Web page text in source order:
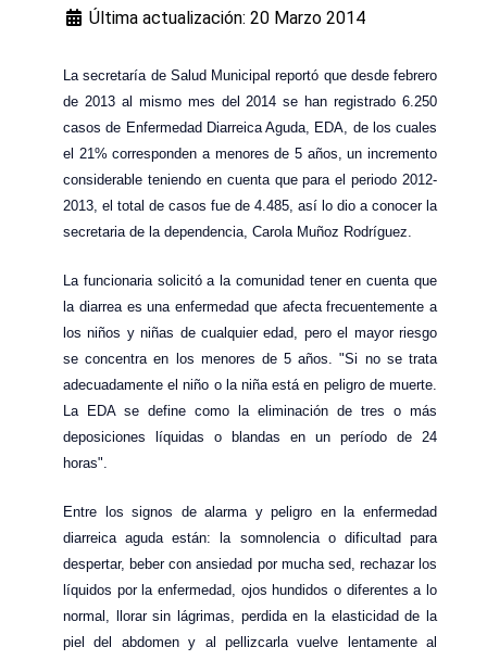
Última actualización: 20 Marzo 2014
La secretaría de Salud Municipal reportó que desde febrero
de 2013 al mismo mes del 2014 se han registrado 6.250
casos de Enfermedad Diarreica Aguda, EDA, de los cuales
el 21% corresponden a menores de 5 años, un incremento
considerable teniendo en cuenta que para el periodo 2012-
2013, el total de casos fue de 4.485, así lo dio a conocer la
secretaria de la dependencia, Carola Muñoz Rodríguez.
La funcionaria solicitó a la comunidad tener en cuenta que
la diarrea es una enfermedad que afecta frecuentemente a
los niños y niñas de cualquier edad, pero el mayor riesgo
se concentra en los menores de 5 años. "Si no se trata
adecuadamente el niño o la niña está en peligro de muerte.
La EDA se define como la eliminación de tres o más
deposiciones líquidas o blandas en un período de 24
horas".
Entre los signos de alarma y peligro en la enfermedad
diarreica aguda están: la somnolencia o dificultad para
despertar, beber con ansiedad por mucha sed, rechazar los
líquidos por la enfermedad, ojos hundidos o diferentes a lo
normal, llorar sin lágrimas, perdida en la elasticidad de la
piel del abdomen y al pellizcarla vuelve lentamente al